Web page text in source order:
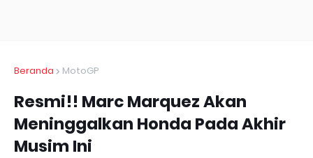
Beranda MotoGP
Resmi!! Marc Marquez Akan
Meninggalkan Honda Pada Akhir
Musim Ini